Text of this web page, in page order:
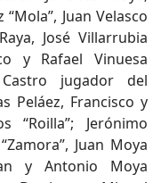
Juan Velasco
José Villarrubia
y Rafael Vinuesa
Castro jugador del
Peláez, Francisco y
“Roilla”; Jerónimo
Juan Moya
y Antonio Moya